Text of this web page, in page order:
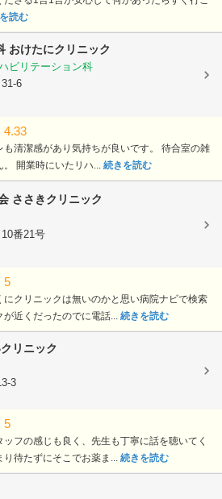
読む
おけたにクリニック
ビリテーション科
6
4.33
清潔感があり気持ちが良いです。 待合室の雑
開業時にいたリハ... 続きを読む
ささきクリニック
番21号
5
クリニックは無いのかと思い病院ナビで検索
が近くだったのでに電話... 続きを読む
リニック
3
5
フの感じも良く、先生も丁寧に話を聴いてく
待たずにそこでお薬ま... 続きを読む